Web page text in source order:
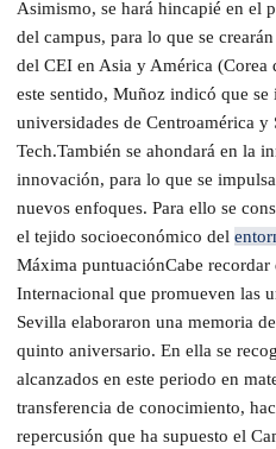
Asimismo, se hará hincapié en el
del campus, para lo que se
del CEI en Asia y América
este sentido, Muñoz indicó que se
universidades de Centroamérica y
Tech.También se ahondará en la
innovación, para lo que se
nuevos enfoques. Para ello se
el tejido socioeconómico del
Máxima puntuaciónCabe recordar
Internacional que promueven las
Sevilla elaboraron una memoria
quinto aniversario. En ella se
alcanzados en este periodo en
transferencia de conocimiento,
repercusión que ha supuesto el